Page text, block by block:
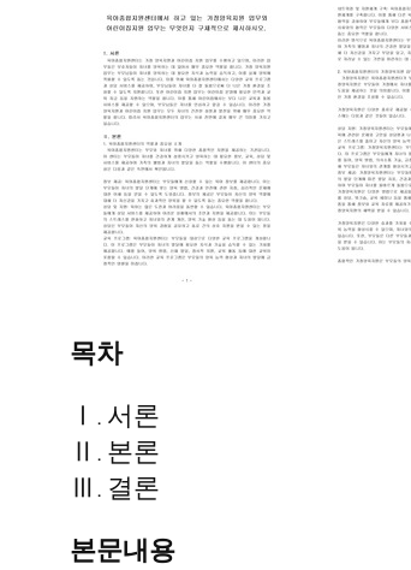
목차
Ⅰ. 서론
Ⅱ. 본론
Ⅲ. 결론
본문내용